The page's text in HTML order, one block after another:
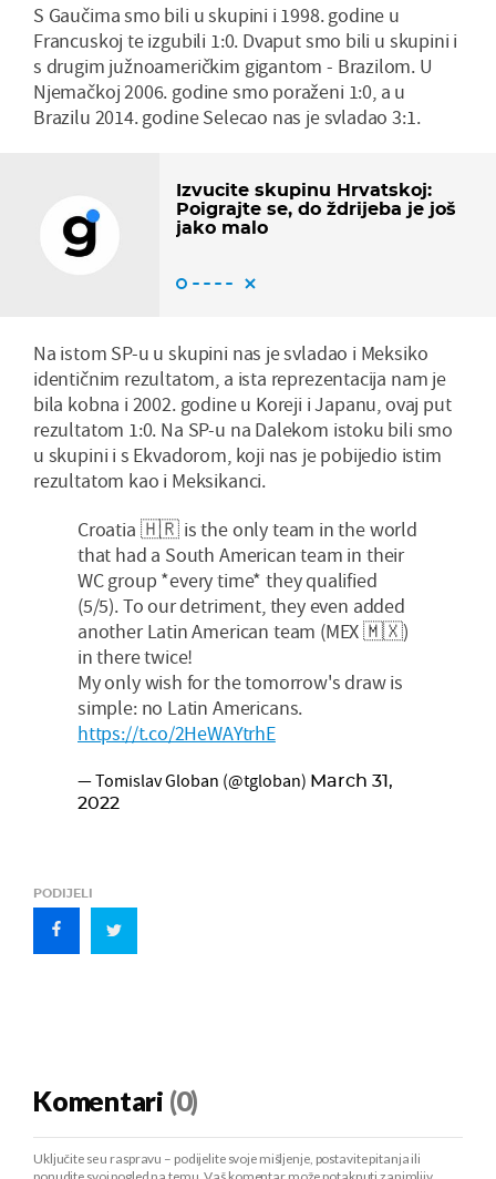
S Gaučima smo bili u skupini i 1998. godine u
Francuskoj te izgubili 1:0. Dvaput smo bili u skupini i
s drugim južnoameričkim gigantom - Brazilom. U
Njemačkoj 2006. godine smo poraženi 1:0, a u
Brazilu 2014. godine Selecao nas je svladao 3:1.
Izvucite skupinu Hrvatskoj:
Poigrajte se, do ždrijeba je još
jako malo
Na istom SP-u u skupini nas je svladao i Meksiko
identičnim rezultatom, a ista reprezentacija nam je
bila kobna i 2002. godine u Koreji i Japanu, ovaj put
rezultatom 1:0. Na SP-u na Dalekom istoku bili smo
u skupini i s Ekvadorom, koji nas je pobijedio istim
rezultatom kao i Meksikanci.
Croatia 🇭🇷 is the only team in the world
that had a South American team in their
WC group *every time* they qualified
(5/5). To our detriment, they even added
another Latin American team (MEX 🇲🇽)
in there twice!
My only wish for the tomorrow's draw is
simple: no Latin Americans.
https://t.co/2HeWAYtrhE
— Tomislav Globan (@tgloban) March 31,
2022
PODIJELI
Komentari (0)
Uključite se u raspravu – podijelite svoje mišljenje, postavite pitanja ili